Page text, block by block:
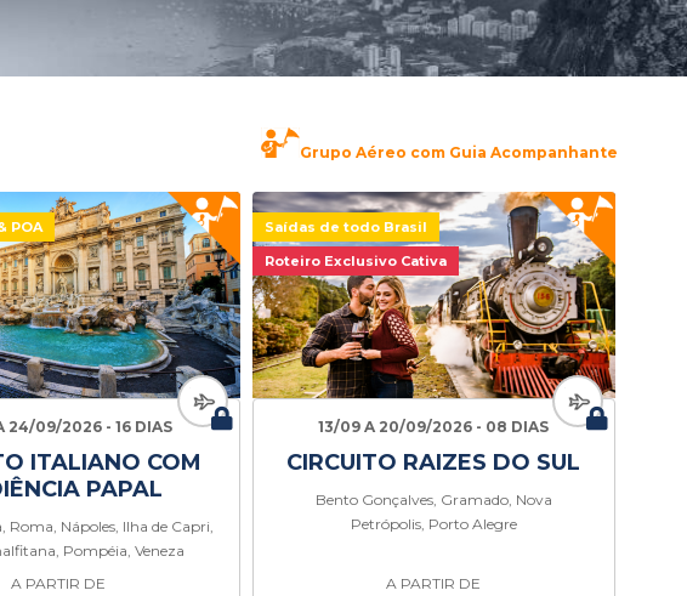
Grupo Aéreo com Guia Acompanhante
POA
24/09/2026 - 16 DIAS
ITALIANO COM
PAPAL
Roma, Nápoles, Ilha de Capri,
Pompéia, Veneza
A PARTIR DE
Saídas de todo Brasil
Roteiro Exclusivo Cativa
13/09 A 20/09/2026 - 08 DIAS
CIRCUITO RAIZES DO SUL
Bento Gonçalves, Gramado, Nova
Petrópolis, Porto Alegre
A PARTIR DE